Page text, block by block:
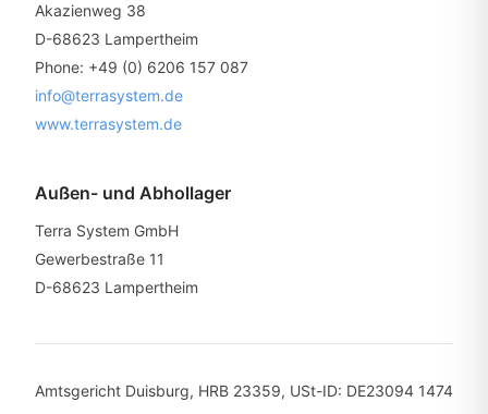
Akazienweg 38
D-68623 Lampertheim
Phone: +49 (0) 6206 157 087
info@terrasystem.de
www.terrasystem.de
Außen- und Abhollager
Terra System GmbH
Gewerbestraße 11
D-68623 Lampertheim
Amtsgericht Duisburg, HRB 23359, USt-ID: DE23094 1474